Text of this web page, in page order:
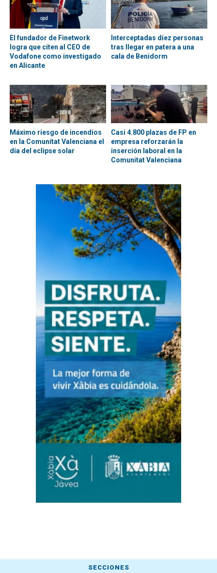
El fundador de Finetwork
logra que citen al CEO de
Vodafone como investigado
en Alicante
Interceptadas diez personas
tras llegar en patera a una
cala de Benidorm
Máximo riesgo de incendios
en la Comunitat Valenciana el
día del eclipse solar
Casi 4.800 plazas de FP en
empresa reforzarán la
inserción laboral en la
Comunitat Valenciana
SECCIONES